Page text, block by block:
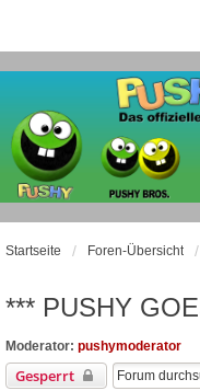
Startseite Foren-Übersicht
*** PUSHY
Moderator: pushymoderator
Gesperrt